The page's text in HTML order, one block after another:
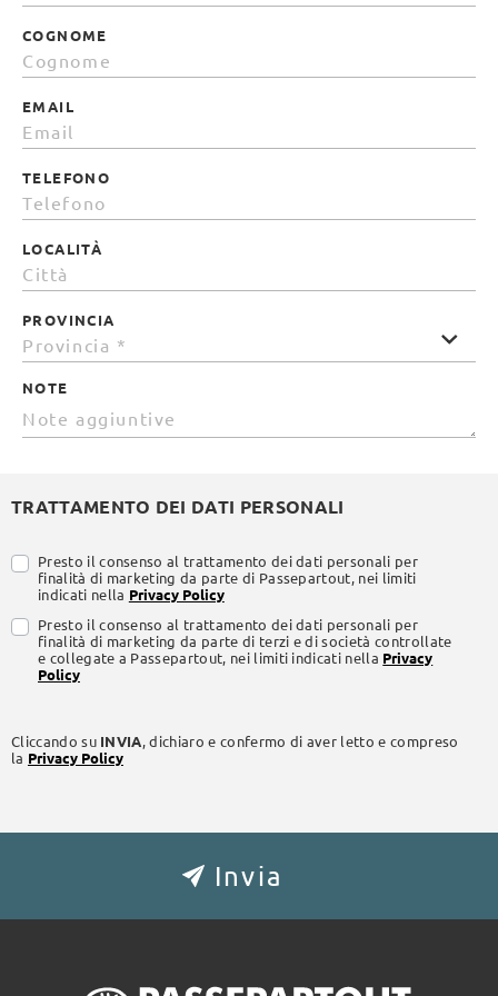
COGNOME
EMAIL
TELEFONO
LOCALITÀ
PROVINCIA
NOTE
TRATTAMENTO DEI DATI PERSONALI
Presto il consenso al trattamento dei dati personali per
finalità di marketing da parte di Passepartout, nei limiti
indicati nella Privacy Policy
Presto il consenso al trattamento dei dati personali per
finalità di marketing da parte di terzi e di società controllate
e collegate a Passepartout, nei limiti indicati nella Privacy
Policy
Cliccando su INVIA, dichiaro e confermo di aver letto e compreso
la Privacy Policy